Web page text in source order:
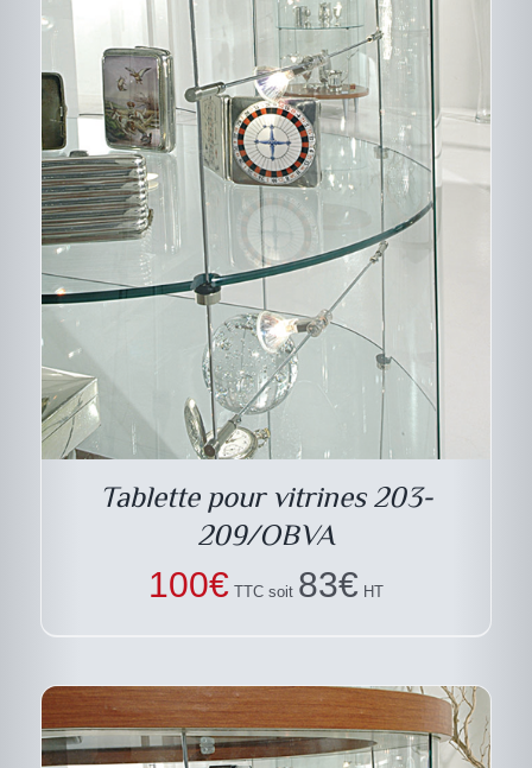
Tablette pour vitrines 203-
209/OBVA
100€ TTC soit 83€ HT
DESCRIPTIF DU
PRODUIT